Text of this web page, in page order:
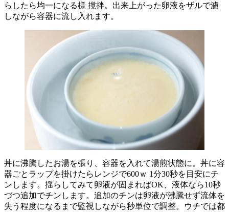
らしたら均一になる様 撹拌。出来上がった卵液をザルで濾
しながら容器に流し入れます。
丼に沸騰したお湯を張り、容器を入れて湯煎状態に。丼に容
器ごとラップを掛けたらレンジで600ｗ 1分30秒を目安にチ
ンします。揺らしてみて卵液が固まればOK、液体なら10秒
づつ追加でチンします。追加のチンは卵液が沸騰せず流体を
失う程度になるまで監視しながら秒単位で調整。ウチでは都